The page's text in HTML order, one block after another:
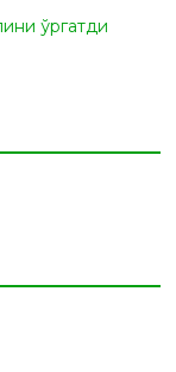
ўргатди